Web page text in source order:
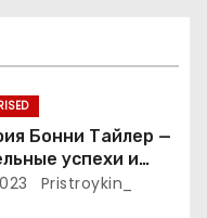
Бонни Тайлер —
успехи и
подробности
Pristroykin_